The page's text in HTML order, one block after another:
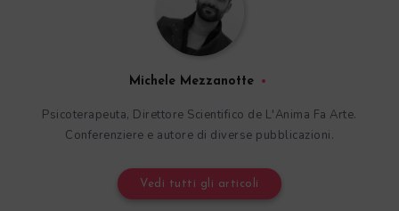
Michele Mezzanotte
Psicoterapeuta, Direttore Scientifico de L'Anima Fa Arte.
Conferenziere e autore di diverse pubblicazioni.
Vedi tutti gli articoli